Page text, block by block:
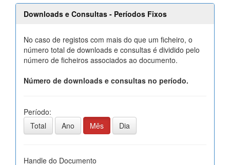
Downloads e Consultas - Períodos Fixos
No caso de registos com mais do que um ficheiro, o
número total de downloads e consultas é dividido pelo
número de ficheiros associados ao documento.
Número de downloads e consultas no período.
Período:
Total
Ano Mês Dia
Handle do Documento